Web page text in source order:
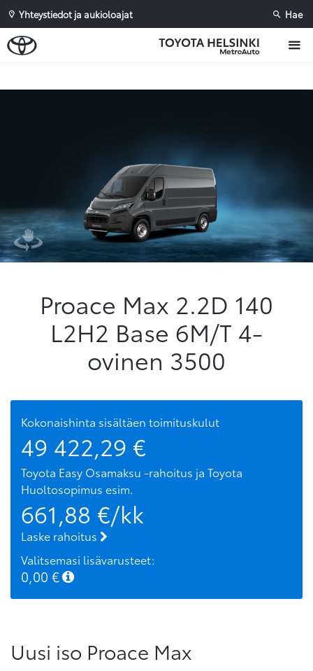
Yhteystiedot ja aukioloajat Hae
Proace Max 2.2D 140
L2H2 Base 6M/T 4-
ovinen 3500
Kokonaishinta sisältäen toimituskulut
49 422,29 €
Toyota Easy Osamaksu -rahoitus ja Toyota
Huoltosopimus esim.
661,88 €/kk
Laske rahoitus
Valitsemasi lisävarusteet:
0,00 €
Uusi iso Proace Max